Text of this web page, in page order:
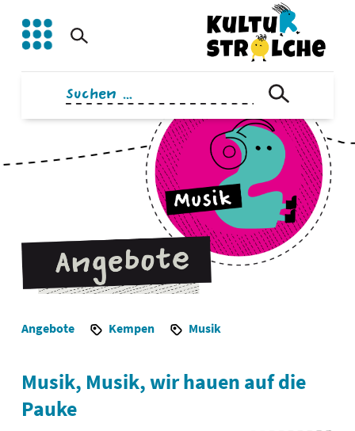
Inhalt
springen
Suchen
nach:
Angebote Kempen Musik
Musik, Musik, wir hauen auf die
Pauke